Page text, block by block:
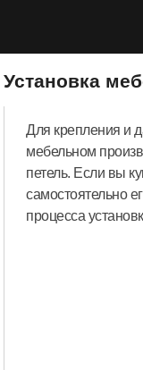
Установка
Для крепления и
мебельном
петель. Если вы
самостоятельно
процесса